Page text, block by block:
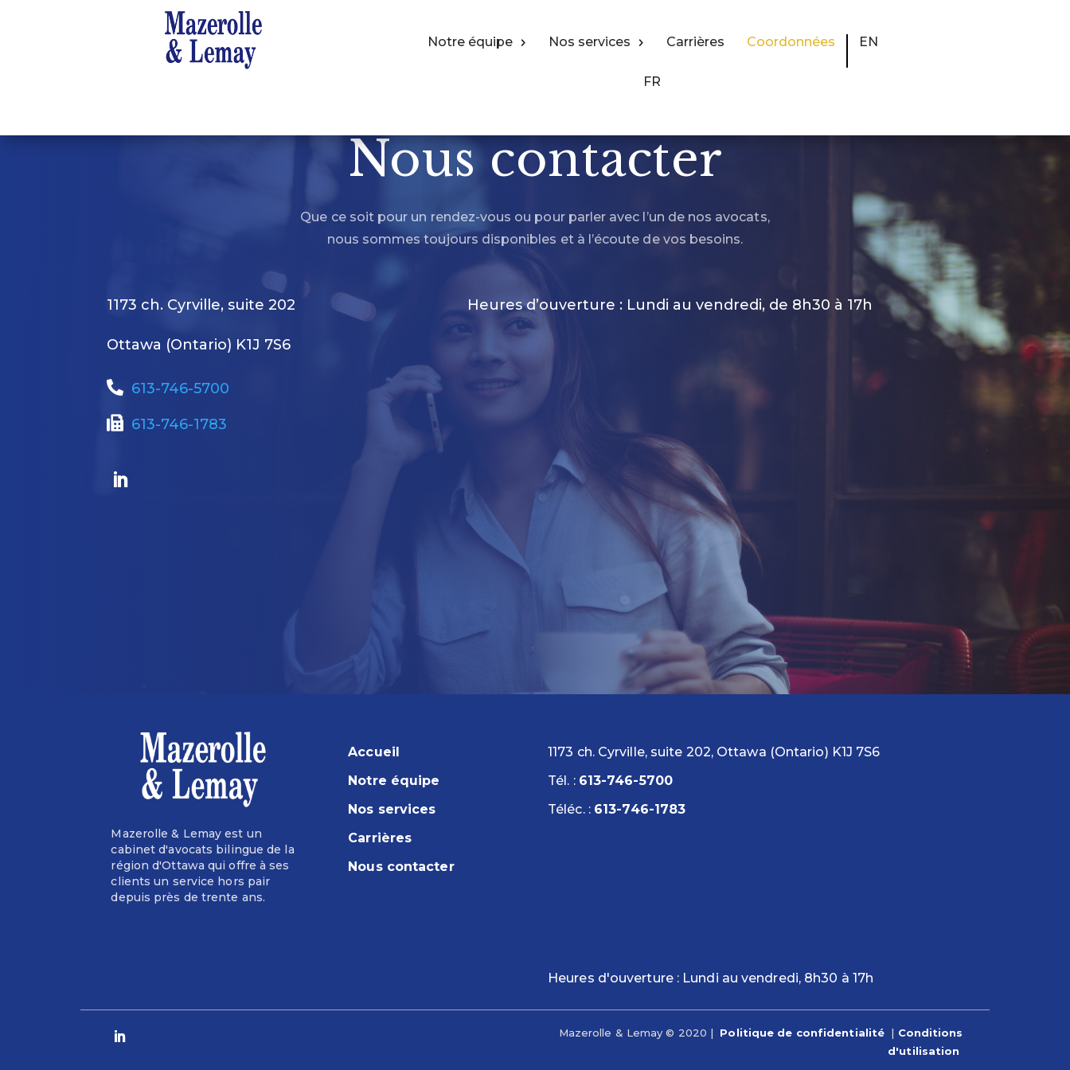
Notre équipe Nos services Carrières Coordonnées EN
FR
Nous contacter
Que ce soit pour un rendez-vous ou pour parler avec l’un de nos avocats,
nous sommes toujours disponibles et à l’écoute de vos besoins.
1173 ch. Cyrville, suite 202
Ottawa (Ontario) K1J 7S6
613-746-5700
613-746-1783
Heures d’ouverture : Lundi au vendredi, de 8h30 à 17h
Mazerolle & Lemay est un
cabinet d'avocats bilingue de la
région d'Ottawa qui offre à ses
clients un service hors pair
depuis près de trente ans.
Accueil
Notre équipe
Nos services
Carrières
Nous contacter
1173 ch. Cyrville, suite 202, Ottawa (Ontario) K1J 7S6
Tél. : 613-746-5700
Téléc. : 613-746-1783
Heures d'ouverture : Lundi au vendredi, 8h30 à 17h
Mazerolle & Lemay © 2020 | Politique de confidentialité | Conditions
d'utilisation